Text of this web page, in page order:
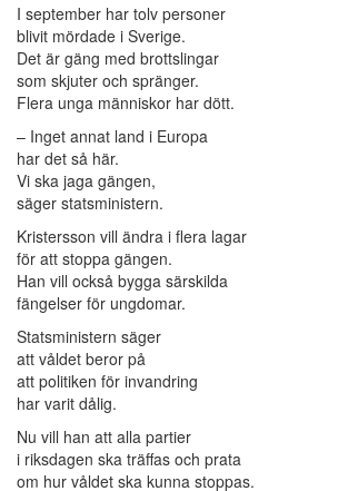
I september har tolv personer
blivit mördade i Sverige.
Det är gäng med brottslingar
som skjuter och spränger.
Flera unga människor har dött.
– Inget annat land i Europa
har det så här.
Vi ska jaga gängen,
säger statsministern.
Kristersson vill ändra i flera lagar
för att stoppa gängen.
Han vill också bygga särskilda
fängelser för ungdomar.
Statsministern säger
att våldet beror på
att politiken för invandring
har varit dålig.
Nu vill han att alla partier
i riksdagen ska träffas och prata
om hur våldet ska kunna stoppas.